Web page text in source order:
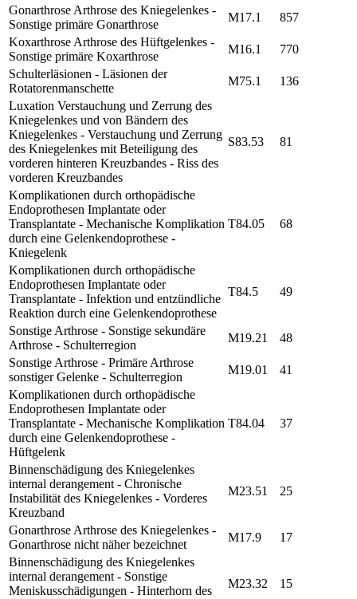
Gonarthrose Arthrose des Kniegelenkes -
Sonstige primäre Gonarthrose
M17.1
857
Koxarthrose Arthrose des Hüftgelenkes -
Sonstige primäre Koxarthrose
M16.1
770
Schulterläsionen - Läsionen der
Rotatorenmanschette
M75.1
136
Luxation Verstauchung und Zerrung des
Kniegelenkes und von Bändern des
Kniegelenkes - Verstauchung und Zerrung
des Kniegelenkes mit Beteiligung des
vorderen hinteren Kreuzbandes - Riss des
vorderen Kreuzbandes
S83.53 81
Komplikationen durch orthopädische
Endoprothesen Implantate oder
Transplantate - Mechanische Komplikation
durch eine Gelenkendoprothese -
Kniegelenk
T84.05 68
Komplikationen durch orthopädische
Endoprothesen Implantate oder
Transplantate - Infektion und entzündliche
Reaktion durch eine Gelenkendoprothese
T84.5 49
Sonstige Arthrose - Sonstige sekundäre
Arthrose - Schulterregion
M19.21
48
Sonstige Arthrose - Primäre Arthrose
sonstiger Gelenke - Schulterregion
M19.01
41
Komplikationen durch orthopädische
Endoprothesen Implantate oder
Transplantate - Mechanische Komplikation
durch eine Gelenkendoprothese -
Hüftgelenk
T84.04 37
Binnenschädigung des Kniegelenkes
internal derangement - Chronische
Instabilität des Kniegelenkes - Vorderes
Kreuzband
M23.51 25
Gonarthrose Arthrose des Kniegelenkes -
Gonarthrose nicht näher bezeichnet
M17.9
17
Binnenschädigung des Kniegelenkes
internal derangement - Sonstige
Meniskusschädigungen - Hinterhorn des
M23.32 15